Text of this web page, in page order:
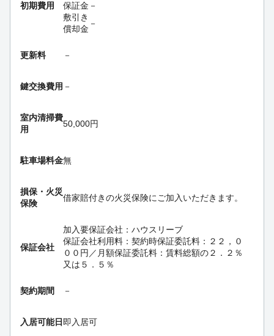
初期費用
保証金 －
敷引き
償却金
－
更新料 －
鍵交換費用 －
室内清掃費
用
50,000円
駐車場料金無
損保・ 火災
保険
借家賠付きの火災保険にご加入いただきます。
保証会社
加入要保証会社：ハウスリーブ
保証会社利用料：契約時保証委託料：２２，０
００円／月額保証委託料：賃料総額の２．２％
又は５．５％
契約期間 －
入居可能日 即入居可